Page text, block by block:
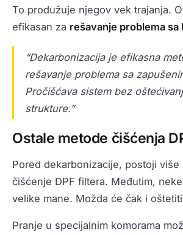
To produžuje njegov vek trajanja.
efikasan za rešavanje problema sa
“Dekarbonizacija je efikasna
rešavanje problema sa
Pročišćava sistem bez
strukture.”
Ostale metode čišćenja
Pored dekarbonizacije, postoji više
čišćenje DPF filtera. Međutim,
velike mane. Možda će čak i
Pranje u specijalnim komorama